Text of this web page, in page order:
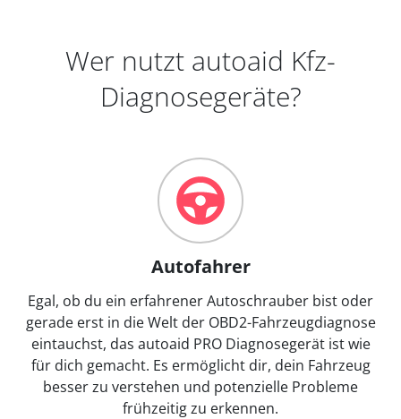
Wer nutzt autoaid Kfz-
Diagnosegeräte?
Autofahrer
Egal, ob du ein erfahrener Autoschrauber bist oder
gerade erst in die Welt der OBD2-Fahrzeugdiagnose
eintauchst, das autoaid PRO Diagnosegerät ist wie
für dich gemacht. Es ermöglicht dir, dein Fahrzeug
besser zu verstehen und potenzielle Probleme
frühzeitig zu erkennen.